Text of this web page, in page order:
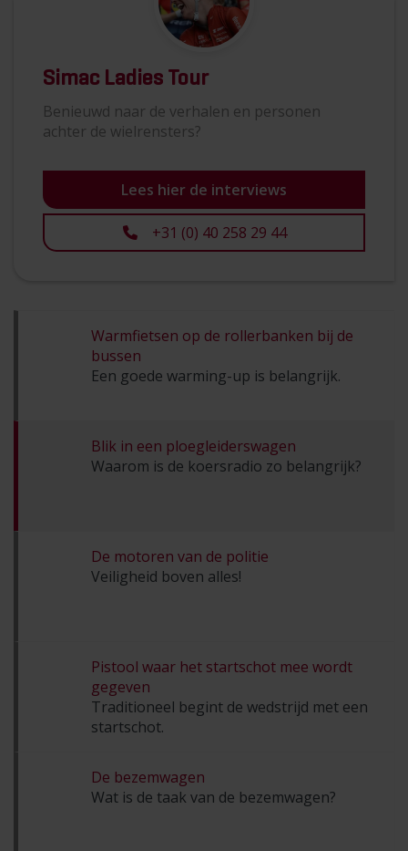
Simac Ladies Tour
Benieuwd naar de verhalen en personen
achter de wielrensters?
Lees hier de interviews
+31 (0) 40 258 29 44
Warmfietsen op de rollerbanken bij de
bussen
Een goede warming-up is belangrijk.
Blik in een ploegleiderswagen
Waarom is de koersradio zo belangrijk?
De motoren van de politie
Veiligheid boven alles!
Pistool waar het startschot mee wordt
gegeven
Traditioneel begint de wedstrijd met een
startschot.
De bezemwagen
Wat is de taak van de bezemwagen?